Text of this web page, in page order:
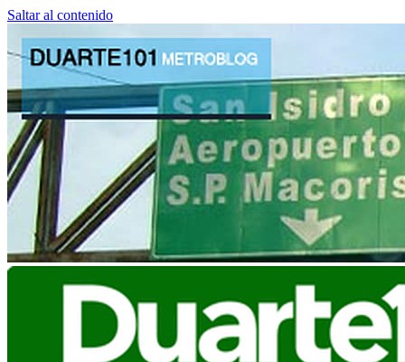
Saltar al contenido